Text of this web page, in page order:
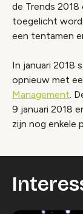
de Trends
toegelicht
een tentamen
In januari 2018
opnieuw met
Management.
9 januari 2018
zijn nog enkele